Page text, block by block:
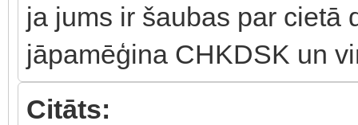
ja jums ir šaubas par cietā
jāpamēģina CHKDSK un
Citāts: